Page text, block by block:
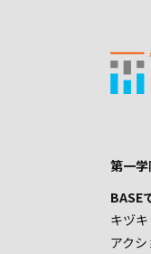
第一
BASE
キヅキ
アクシ